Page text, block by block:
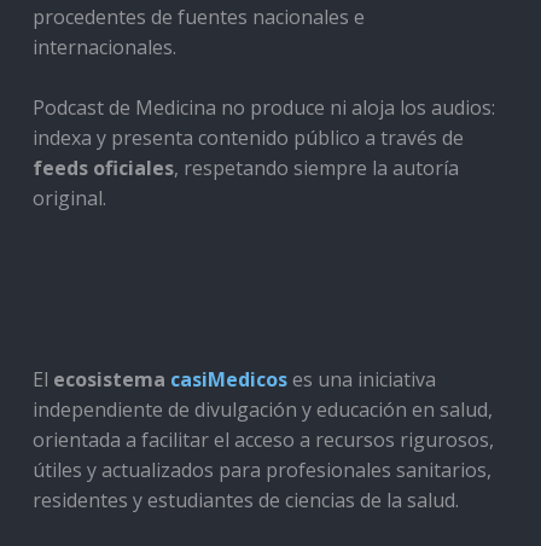
procedentes de fuentes nacionales e
internacionales.
Podcast de Medicina no produce ni aloja los audios:
indexa y presenta contenido público a través de
feeds oficiales, respetando siempre la autoría
original.
El ecosistema casiMedicoses una iniciativa
independiente de divulgación y educación en salud,
orientada a facilitar el acceso a recursos rigurosos,
útiles y actualizados para profesionales sanitarios,
residentes y estudiantes de ciencias de la salud.